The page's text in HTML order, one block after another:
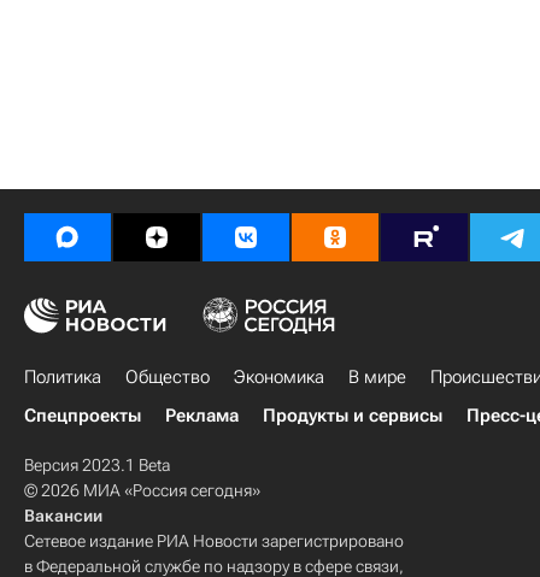
Политика Общество Экономика В мире
Спецпроекты
Реклама Продукты и сервисы Пресс-
Версия 2023.1 Beta
© 2026 МИА «Россия сегодня»
Вакансии
Сетевое издание РИА Новости зарегистрировано
в Федеральной службе по надзору в сфере связи,